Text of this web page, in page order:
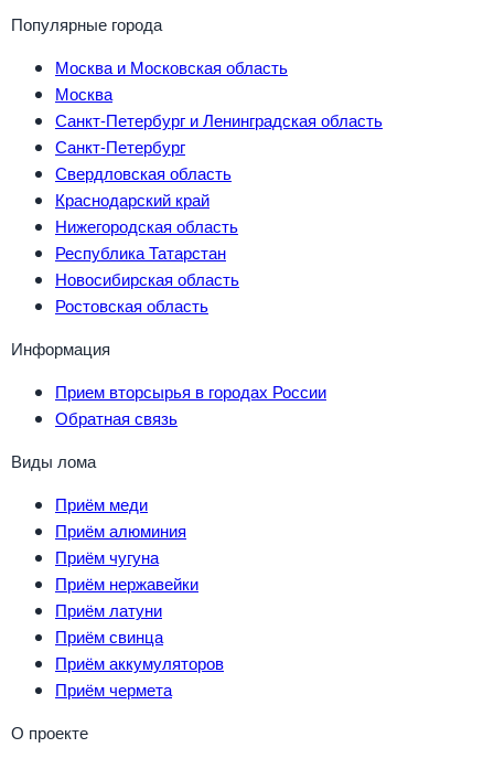
Популярные города
Москва и Московская область
Москва
Санкт-Петербург и Ленинградская область
Санкт-Петербург
Свердловская область
Краснодарский край
Нижегородская область
Республика Татарстан
Новосибирская область
Ростовская область
Информация
Прием вторсырья в городах России
Обратная связь
Виды лома
Приём меди
Приём алюминия
Приём чугуна
Приём нержавейки
Приём латуни
Приём свинца
Приём аккумуляторов
Приём чермета
О проекте